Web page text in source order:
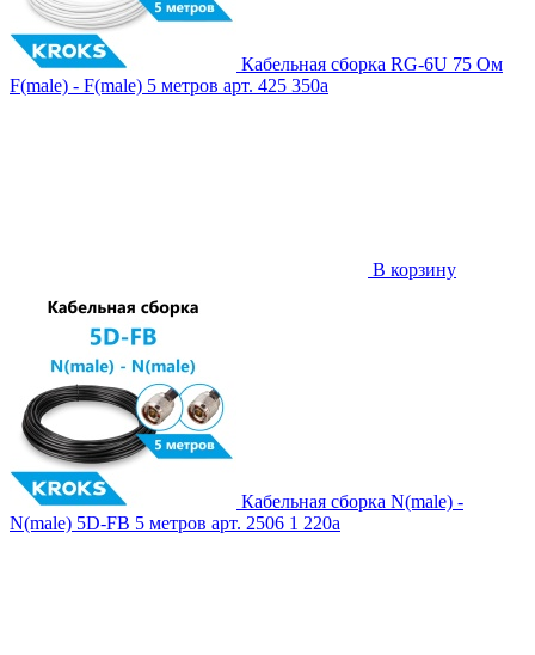
Кабельная сборка RG-6U 75 Ом
F(male) - F(male) 5 метров арт. 425 350a
В корзину
Кабельная сборка N(male) -
N(male) 5D-FB 5 метров арт. 2506 1 220a